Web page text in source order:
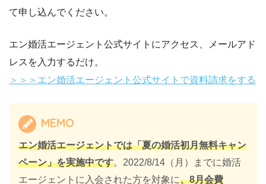
て申し込んでください。
エン婚活エージェント公式サイトにアクセス、メールアド
レスを入力するだけ。
＞＞＞エン婚活エージェント公式サイトで資料請求をする
MEMO
エン婚活エージェントでは「夏の婚活初月無料キャン
ペーン」を実施中です。2022/8/14（月）までに婚活
エージェントに入会された方を対象に、8月会費